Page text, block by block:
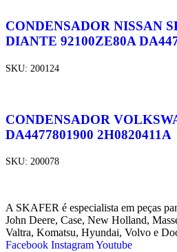
CONDENSADOR NISSAN
DIANTE 92100ZE80A
SKU: 200124
CONDENSADOR
DA4477801900 2H0820411A
SKU: 200078
A SKAFER é especialista em peças
John Deere, Case, New Holland,
Valtra, Komatsu, Hyundai, Volvo e
Facebook InstagramYoutube